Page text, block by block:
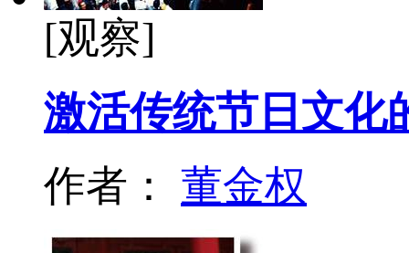
[观察]
激活传统节日文化
作者： 董金权